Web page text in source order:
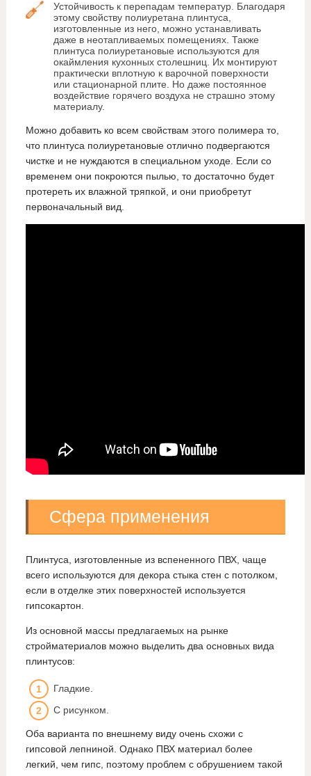
Устойчивость к перепадам температур. Благодаря
этому свойству полиуретана плинтуса,
изготовленные из него, можно устанавливать
даже в неотапливаемых помещениях. Также
плинтуса полиуретановые используются для
окаймления кухонных столешниц. Их монтируют
практически вплотную к варочной поверхности
или стационарной плите. Но даже постоянное
воздействие горячего воздуха не страшно этому
материалу.
Можно добавить ко всем свойствам этого полимера то,
что плинтуса полиуретановые отлично подвергаются
чистке и не нуждаются в специальном уходе. Если со
временем они покроются пылью, то достаточно будет
протереть их влажной тряпкой, и они приобретут
первоначальный вид.
Сфера применения
Плинтуса, изготовленные из вспененного ПВХ, чаще
всего используются для декора стыка стен с потолком,
если в отделке этих поверхностей используется
гипсокартон.
Из основной массы предлагаемых на рынке
стройматериалов можно выделить два основных вида
плинтусов:
Гладкие.
С рисунком.
Оба варианта по внешнему виду очень схожи с
гипсовой лепниной. Однако ПВХ материал более
легкий, чем гипс, поэтому проблем с обрушением такой